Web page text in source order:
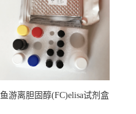
鱼游离胆固醇(FC)elisa试剂盒